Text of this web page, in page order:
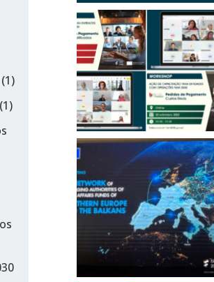
(1)
(1)